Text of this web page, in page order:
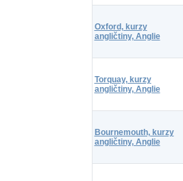
Oxford, kurzy
angličtiny, Anglie
Torquay, kurzy
angličtiny, Anglie
Bournemouth, kurzy
angličtiny, Anglie